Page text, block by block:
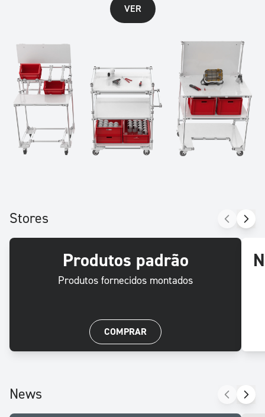
VER
Stores
Produtos padrão
Produtos fornecidos montados
COMPRAR
News